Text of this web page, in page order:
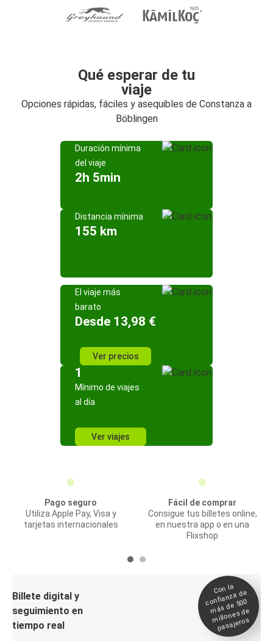
Qué esperar de tu
viaje
Opciones rápidas, fáciles y asequibles de Constanza a
Böblingen
Duración mínima
del viaje
2h 5min
Distancia mínima
155 km
El viaje más
barato
Desde 13,98 €
Ver precios
1
Mínimo de viajes
al día
Ver viajes
Pago seguro
Utiliza Apple Pay, Visa y
tarjetas internacionales
Fácil de comprar
Consigue tus billetes online,
en nuestra app o en una
Flixshop
Billete digital y
seguimiento en
tiempo real
Con la
confianza de
más de 500
millones de
pasajeros